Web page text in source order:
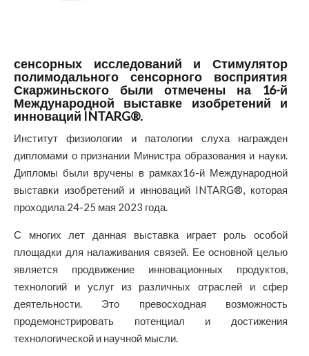
сенсорных исследований и Стимулятор
полимодального сенсорного восприятия
Скаржиньского были отмечены на 16-й
Международной выставке изобретений и
инноваций INTARG®.
Институт физиологии и патологии слуха награжден
дипломами о признании Министра образования и науки.
Дипломы были вручены в рамках16-й Международной
выставки изобретений и инноваций INTARG®, которая
проходила 24-25 мая 2023 года.
С многих лет данная выставка играет роль особой
площадки для налаживания связей. Ее основной целью
является продвижение инновационных продуктов,
технологий и услуг из различных отраслей и сфер
деятельности. Это превосходная возможность
продемонстрировать потенциал и достижения
технологической и научной мысли.